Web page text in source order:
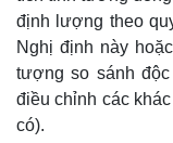
định lượng theo
Nghị định này
tượng so sánh
điều chỉnh các
có).